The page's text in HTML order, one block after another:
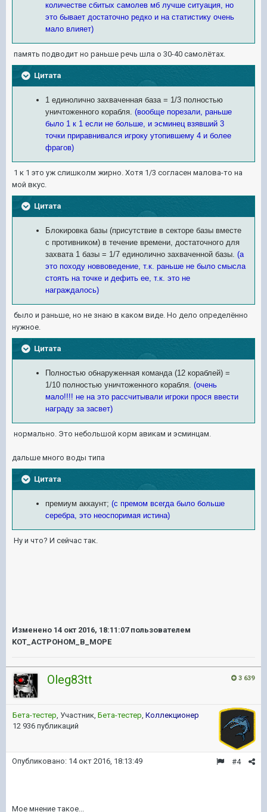
количестве сбитых самолев мб лучше ситуация, но
это бывает достаточно редко и на статистику очень
мало влияет)
память подводит но раньше речь шла о 30-40 самолётах.
Цитата
1 единолично захваченная база = 1/3 полностью
уничтоженного корабля. (вообще порезали, раньше
было 1 к 1 если не больше, и эсминец взявший 3
точки приравнивался игроку утопившему 4 и более
фрагов)
1 к 1 это уж слишколм жирно. Хотя 1/3 согласен малова-то на
мой вкус.
Цитата
Блокировка базы (присутствие в секторе базы вместе
с противником) в течение времени, достаточного для
захвата 1 базы = 1/7 единолично захваченной базы. (а
это походу новвоведение, т.к. раньше не было смысла
стоять на точке и дефить ее, т.к. это не
награждалось)
было и раньше, но не знаю в каком виде. Но дело определённо
нужное.
Цитата
Полностью обнаруженная команда (12 кораблей) =
1/10 полностью уничтоженного корабля. (очень
мало!!!! не на это рассчитывали игроки прося ввести
награду за засвет)
нормально. Это небольшой корм авикам и эсминцам.
дальше много воды типа
Цитата
премиум аккаунт; (с премом всегда было больше
серебра, это неоспоримая истина)
Ну и что? И сейчас так.
Изменено 14 окт 2016, 18:11:07пользователем
KOT_ACTPOHOM_B_MOPE
3 639
Oleg83tt
Бета-тестер, Участник, Бета-тестер, Коллекционер
12 936 публикаций
#4
Опубликовано: 14 окт 2016, 18:13:49
Мое мнение такое...